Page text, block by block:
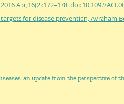
Apr;16(2):172–178. doi: 10.1097/
for disease prevention, Avraham
an update from the perspective of